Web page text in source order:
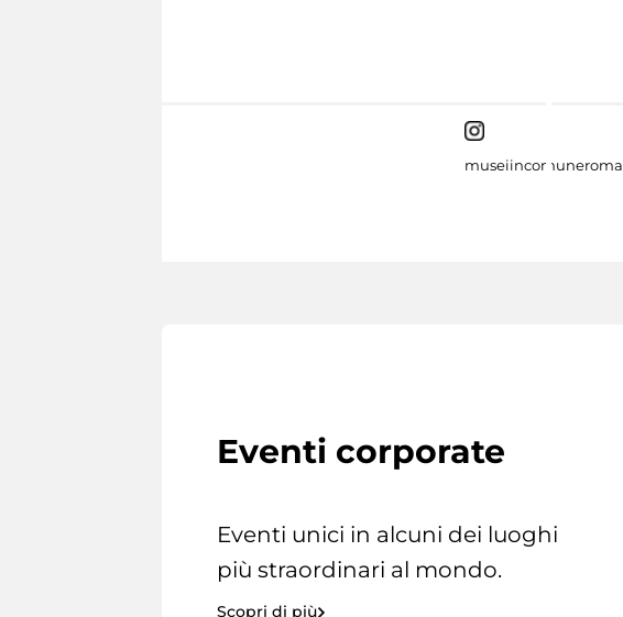
museiincomuneroma
Eventi corporate
Eventi unici in alcuni dei luoghi
più straordinari al mondo.
Scopri di più